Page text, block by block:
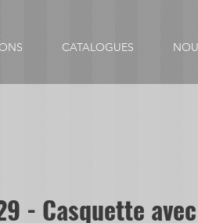
CATALOGUES
- Casquette